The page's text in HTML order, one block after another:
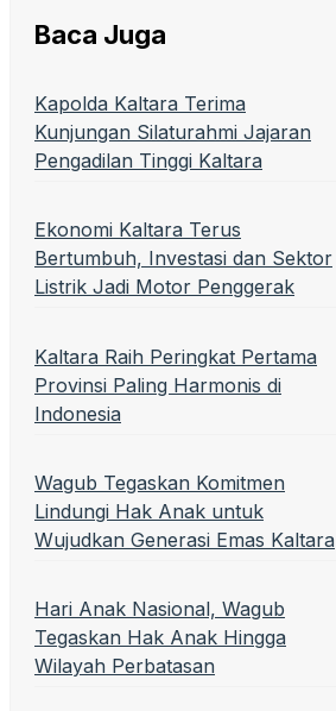
Baca Juga
Kapolda Kaltara Terima
Kunjungan Silaturahmi Jajaran
Pengadilan Tinggi Kaltara
Ekonomi Kaltara Terus
Bertumbuh, Investasi dan Sektor
Listrik Jadi Motor Penggerak
Kaltara Raih Peringkat Pertama
Provinsi Paling Harmonis di
Indonesia
Wagub Tegaskan Komitmen
Lindungi Hak Anak untuk
Wujudkan Generasi Emas Kaltara
Hari Anak Nasional, Wagub
Tegaskan Hak Anak Hingga
Wilayah Perbatasan